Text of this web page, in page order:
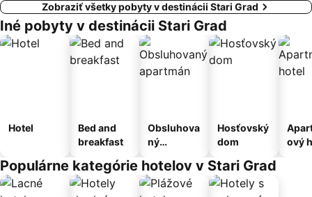
Zobraziť všetky pobyty v destinácii Stari Grad
Iné pobyty v destinácii Stari Grad
Hotel
Bed and
breakfast
Obsluhova
ný
Hosťovský
dom
ový
Populárne kategórie hotelov v Stari Grad